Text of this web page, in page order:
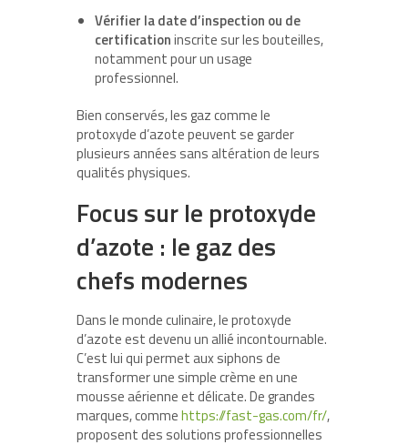
Vérifier la date d’inspection ou de
certificationinscrite sur les bouteilles,
notamment pour un usage
professionnel.
Bien conservés, les gaz comme le
protoxyde d’azote peuvent se garder
plusieurs années sans altération de leurs
qualités physiques.
Focus sur le protoxyde
d’azote : le gaz des
chefs modernes
Dans le monde culinaire, le protoxyde
d’azote est devenu un allié incontournable.
C’est lui qui permet aux siphons de
transformer une simple crème en une
mousse aérienne et délicate. De grandes
marques, commehttps://fast-gas.com/fr/,
proposent des solutions professionnelles